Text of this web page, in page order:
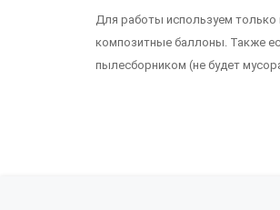
Для работы используем
композитные баллоны. Также
пылесборником (не будет